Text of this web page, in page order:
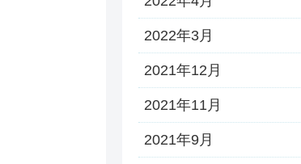
2022年3月
2021年12月
2021年11月
2021年9月